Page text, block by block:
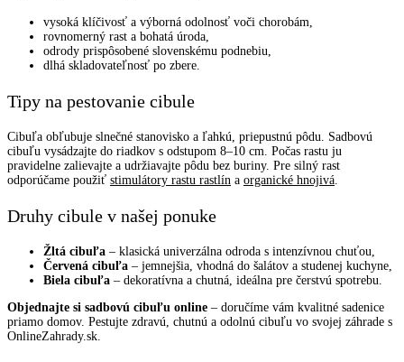
vysoká klíčivosť a výborná odolnosť voči chorobám,
rovnomerný rast a bohatá úroda,
odrody prispôsobené slovenskému podnebiu,
dlhá skladovateľnosť po zbere.
Tipy na pestovanie cibule
Cibuľa obľubuje slnečné stanovisko a ľahkú, priepustnú pôdu. Sadbovú
cibuľu vysádzajte do riadkov s odstupom 8–10 cm. Počas rastu ju
pravidelne zalievajte a udržiavajte pôdu bez buriny. Pre silný rast
odporúčame použiť stimulátory rastu rastlín a organické hnojivá.
Druhy cibule v našej ponuke
Žltá cibuľa – klasická univerzálna odroda s intenzívnou chuťou,
Červená cibuľa – jemnejšia, vhodná do šalátov a studenej kuchyne,
Biela cibuľa – dekoratívna a chutná, ideálna pre čerstvú spotrebu.
Objednajte si sadbovú cibuľu online – doručíme vám kvalitné sadenice
priamo domov. Pestujte zdravú, chutnú a odolnú cibuľu vo svojej záhrade s
OnlineZahrady.sk.